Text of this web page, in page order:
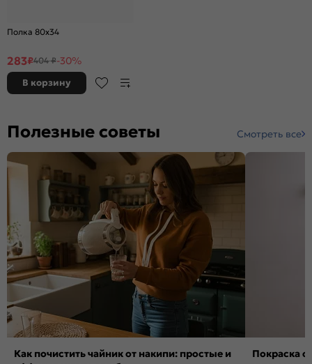
Полка 80х34
283₽404 ₽-30%
В корзину
Полезные советы Смотреть все
Как почистить чайник от накипи: простые и
Покраска